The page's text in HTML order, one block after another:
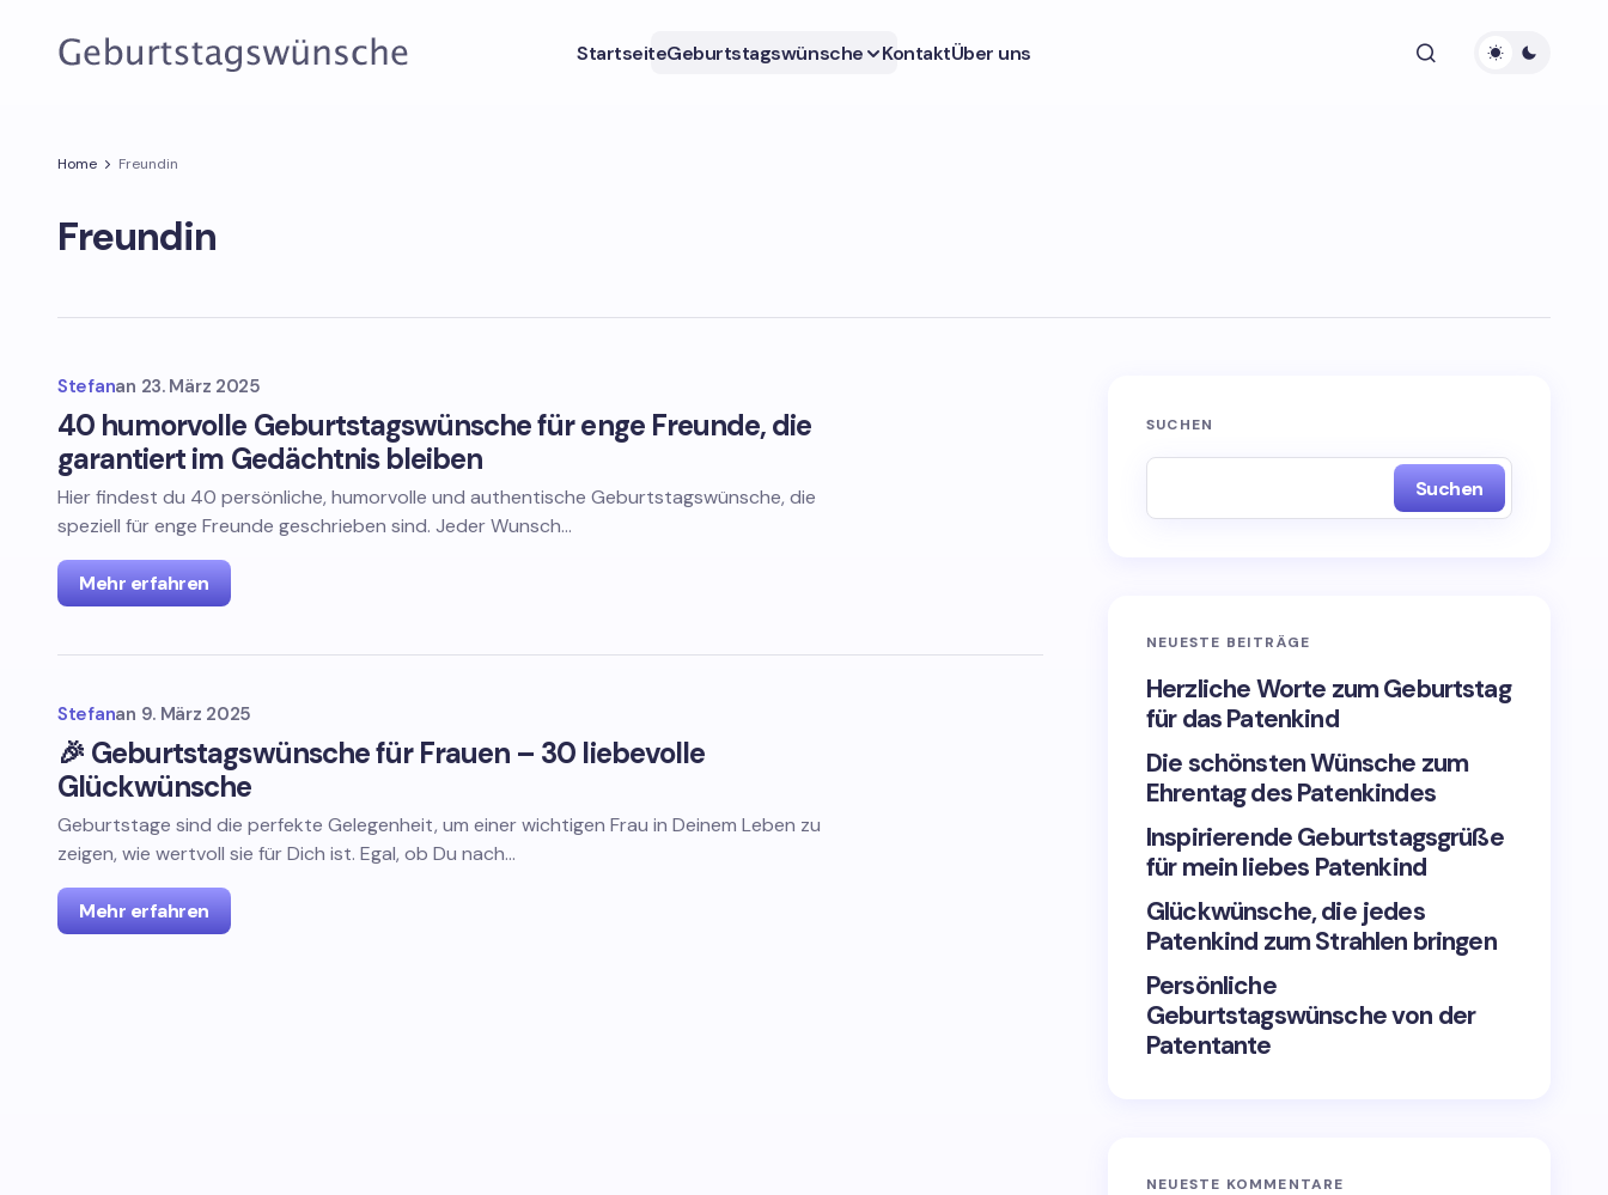
StartseiteGeburtstagswünsche KontaktÜber uns
Home Freundin
Freundin
Stefanan 23. März 2025
40 humorvolle Geburtstagswünsche für enge Freunde, die
garantiert im Gedächtnis bleiben
Hier findest du 40 persönliche, humorvolle und authentische Geburtstagswünsche, die
speziell für enge Freunde geschrieben sind. Jeder Wunsch…
Mehr erfahren
Stefanan 9. März 2025
🎉 Geburtstagswünsche für Frauen – 30 liebevolle
Glückwünsche
Geburtstage sind die perfekte Gelegenheit, um einer wichtigen Frau in Deinem Leben zu
zeigen, wie wertvoll sie für Dich ist. Egal, ob Du nach…
Mehr erfahren
SUCHEN
Suchen
NEUESTE BEITRÄGE
Herzliche Worte zum Geburtstag
für das Patenkind
Die schönsten Wünsche zum
Ehrentag des Patenkindes
Inspirierende Geburtstagsgrüße
für mein liebes Patenkind
Glückwünsche, die jedes
Patenkind zum Strahlen bringen
Persönliche
Geburtstagswünsche von der
Patentante
NEUESTE KOMMENTARE